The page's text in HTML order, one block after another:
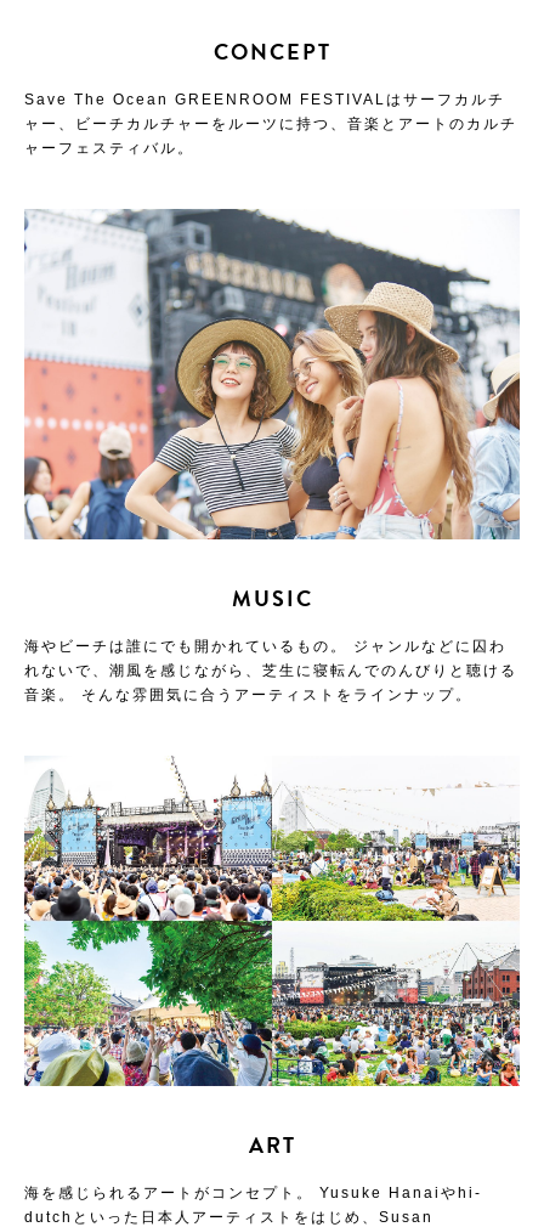
CONCEPT
Save The Ocean GREENROOM FESTIVALはサーフカルチ
ャー、ビーチカルチャーをルーツに持つ、音楽とアートのカルチ
ャーフェスティバル。
MUSIC
海やビーチは誰にでも開かれているもの。
ジャンルなどに囚わ
れないで、潮風を感じながら、芝生に寝転んでのんびりと聴ける
音楽。
そんな雰囲気に合うアーティストをラインナップ。
ART
海を感じられるアートがコンセプト。
Yusuke Hanaiやhi-
dutchといった日本人アーティストをはじめ、Susan